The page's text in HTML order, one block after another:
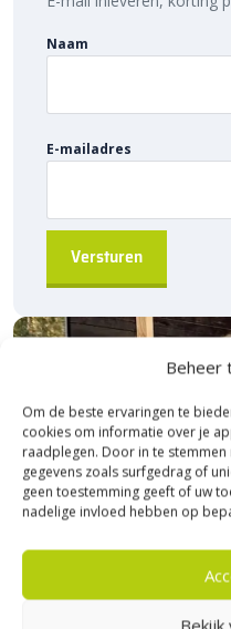
Beheer
Om de beste ervaringen te
cookies om informatie over je
raadplegen. Door in te
gegevens zoals surfgedrag of
geen toestemming geeft of uw
nadelige invloed hebben op
Bekijk
Keramische tegels worden
een strak resultaat. Maak
voor de beste prijs
Bij Sierbestratingsmarkt.com
prijzen vind je altijd de juiste
Sierbestratingsmarkt.
Naam
E-mailadres